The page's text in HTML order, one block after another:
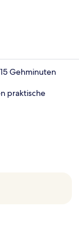
Gehminuten
praktische